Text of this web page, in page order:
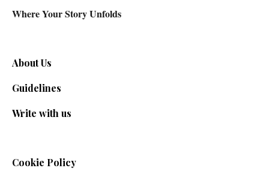
Where Your Story Unfolds
About Us
Guidelines
Write with us
Cookie Policy